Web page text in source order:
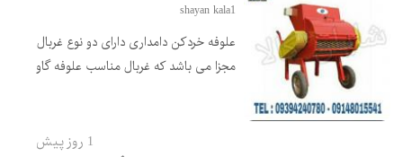
shayan kala1
علوفه خردکن دامداری دارای دو نوع غربال
مجزا می باشد که غربال مناسب علوفه گاو
تیغه های تعبیه شده ثابت در بدنه و تیغه
1 روز پیش